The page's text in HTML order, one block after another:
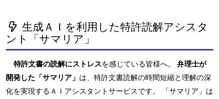
生成ＡＩを利用した特許読解アシスタ
ント「サマリア」
特許文書の読解にストレスを感じている皆様へ。 弁理士が
開発した「サマリア」 は、特許文書読解の時間短縮と理解の深
化を実現するＡＩアシスタントサービスです。 「サマリア」は